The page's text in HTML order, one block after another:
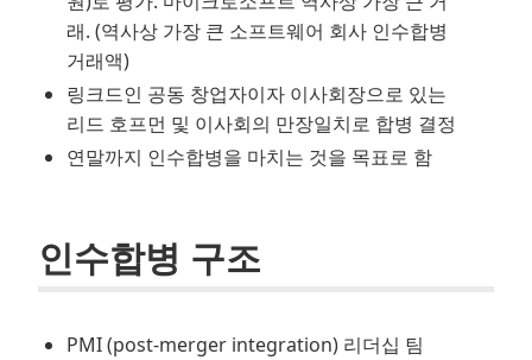
래. (역사상 가장 큰 소프트웨어 회사 인수합병
거래액)
링크드인 공동 창업자이자 이사회장으로 있는
리드 호프먼 및 이사회의 만장일치로 합병 결정
연말까지 인수합병을 마치는 것을 목표로 함
인수합병 구조
PMI (post-merger integration) 리더십 팀